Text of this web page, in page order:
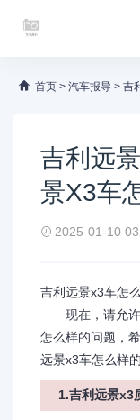
首页 > 汽车报导 > 吉
吉利远
景X3车
2025-01-10
吉利远景x3车怎
现在，请允许
怎么样的问题，
远景x3车怎么样
1.吉利远景x3